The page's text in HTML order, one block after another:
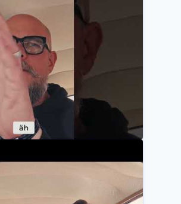
stärker als Zeit
AG
in Einbeck